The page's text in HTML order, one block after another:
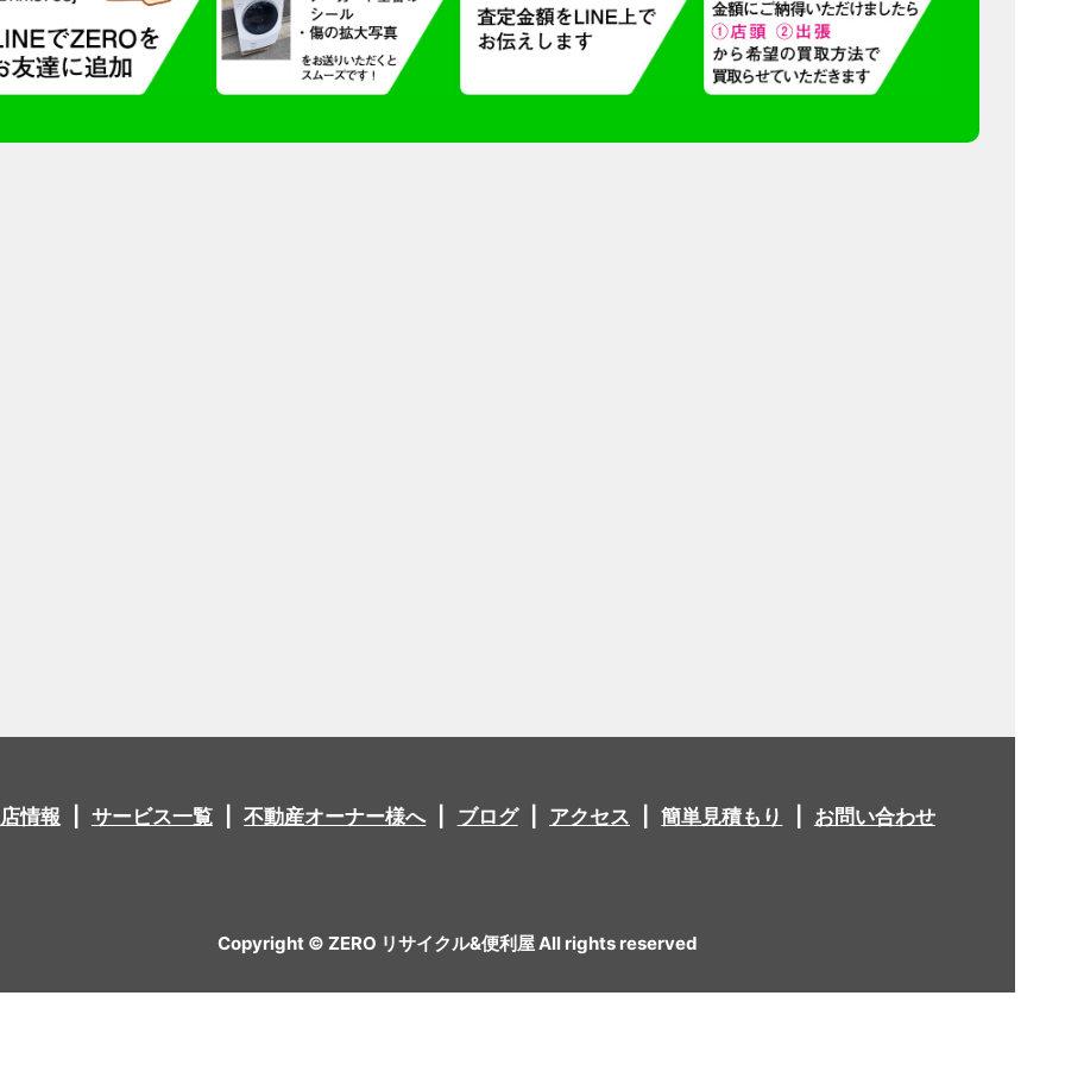
情報 サービス一覧 不動産オーナー様へ ブログ アクセス 簡単見積もり お問い合わせ
Copyright © ZERO リサイクル&便利屋 All rights reserved